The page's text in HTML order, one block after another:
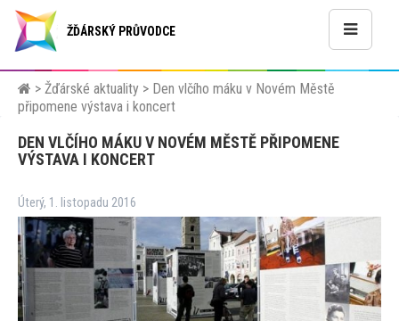
ŽĎÁRSKÝ PRŮVODCE
> Žďárské aktuality > Den vlčího máku v Novém Městě
připomene výstava i koncert
DEN VLČÍHO MÁKU V NOVÉM MĚSTĚ PŘIPOMENE
VÝSTAVA I KONCERT
Úterý, 1. listopadu 2016